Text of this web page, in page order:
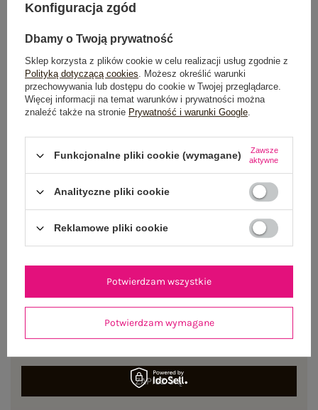
OPIS PRODUKTU
GŁÓWNE PARAMETRY
OPINIE O PRODUKCIE (1)
WYSYŁKA I DOSTAWA
NEWSLETTER
Zapisz się do naszego newslettera i otrzymaj 15% zniżki na
ZAPISZ SIĘ
Konfiguracja zgód
Dbamy o Twoją prywatność
Sklep korzysta z plików cookie w celu realizacji usług zgodnie z
Polityką dotyczącą cookies. Możesz określić warunki
przechowywania lub dostępu do cookie w Twojej przeglądarce.
Więcej informacji na temat warunków i prywatności można
znaleźć także na stronie Prywatność i warunki Google.
Funkcjonalne pliki cookie (wymagane)
Zawsze
aktywne
Analityczne pliki cookie
Reklamowe pliki cookie
Potwierdzam wymagane
Potwierdzam wszystkie